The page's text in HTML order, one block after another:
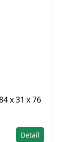
x 31 x 76
Detail